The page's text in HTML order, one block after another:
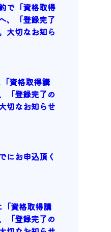
で「資格取得
、「登録完了
大切なお知ら
資格取得講
「登録完了の
切なお知らせ
にお申込頂く
「資格取得講
「登録完了の